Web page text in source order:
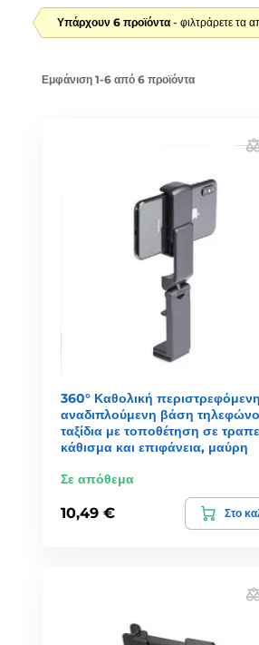
Υπάρχουν 6 προϊόντα - φιλτράρετε τα
Εμφάνιση 1-6 από 6 προϊόντα
360° Καθολική περιστρεφόμενη
αναδιπλούμενη βάση
ταξίδια με τοποθέτηση σε
κάθισμα και επιφάνεια, μαύρη
Σε απόθεμα
10,49 € Στο